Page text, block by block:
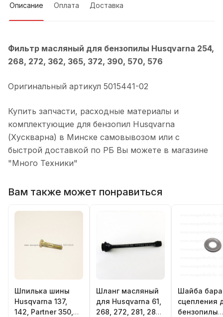
Описание Оплата Доставка
Фильтр масляный для бензопилы Husqvarna 254,
268, 272, 362, 365, 372, 390, 570, 576
Оригинальный артикул 5015441-02
Купить запчасти, расходные материалы и
комплектующие для бензопил Husqvarna
(Хускварна) в Минске самовывозом или с
быстрой доставкой по РБ Вы можете в магазине
"Много Техники"
Вам также может понравиться
Шпилька шины
Husqvarna 137,
142, Partner 350,
Шланг масляный
для Husqvarna 61,
268, 272, 281, 288,
Шайба
сцепления
бензопилы